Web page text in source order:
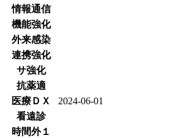
情報通信
機能強化
外来感染
連携強化
サ強化
抗薬適
医療ＤＸ
2024-06-01
看遠診
時間外１